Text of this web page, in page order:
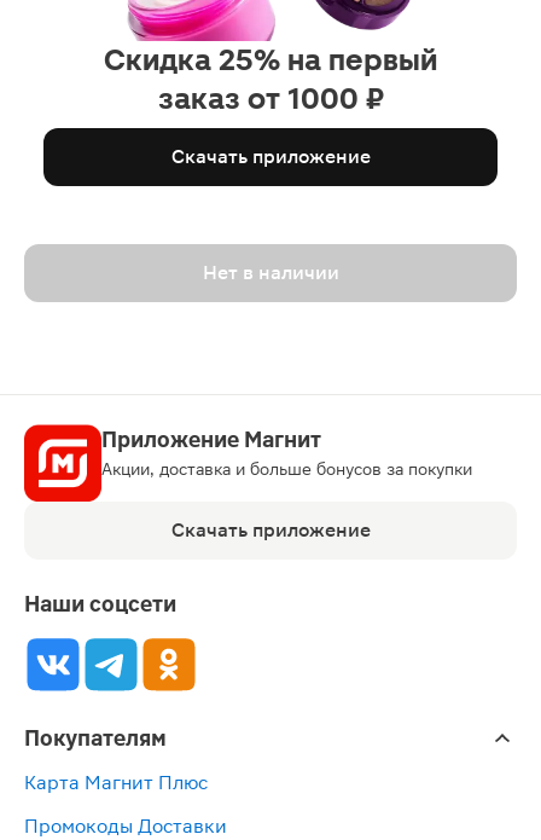
Скидка 25% на первый
заказ от 1000 ₽
Скачать приложение
Нет в наличии
Приложение Магнит
Акции, доставка и больше бонусов за покупки
Скачать приложение
Наши соцсети
Покупателям
Карта Магнит Плюс
Промокоды Доставки